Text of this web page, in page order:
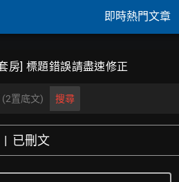
即時熱門文章
房] 標題錯誤請盡速修正
(2置底文) 搜尋
| 已刪文